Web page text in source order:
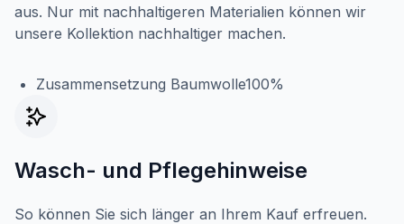
aus. Nur mit nachhaltigeren Materialien können wir
unsere Kollektion nachhaltiger machen.
Zusammensetzung Baumwolle100%
Wasch- und Pflegehinweise
So können Sie sich länger an Ihrem Kauf erfreuen.